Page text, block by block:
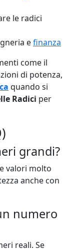
le radici
efinanza
come il
di potenza,
quando si
Radici per
grandi?
valori molto
anche con
numero
reali. Se